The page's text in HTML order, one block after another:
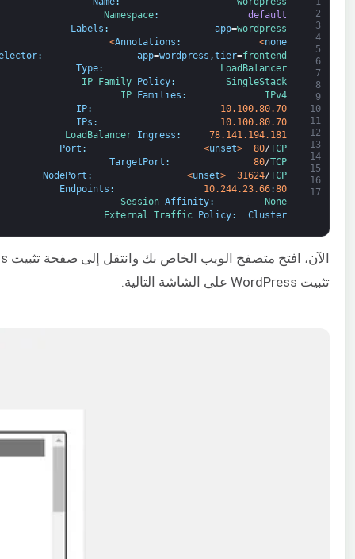
2
3
4
5
6
7
8
9
10
11
12
13
14
15
16
17
Namespace:
default
Labels : app=wordpress
Annotations : <none
>
: app=wordpress ,tier=frontend
Type:
LoadBalancer
IP
Family Policy:
SingleStack
IP
Families :
IPv4
IP:
10.100.80.70
IPs :
10.100.80.70
LoadBalancer Ingress :
78.141.194.181
Port : <unset> 80/TCP
TargetPort : 80/TCP
NodePort : <unset> 31624/TCP
Endpoints : 10.244.23.66:80
Session Affinity:
None
External Traffic Policy: Cluster
الآن، افتح متصفح الويب الخاص بك وانتقل إلى صفحة تثبيت WordPress باستخدام عنوان URL
تثبيت WordPress على الشاشة التالية.